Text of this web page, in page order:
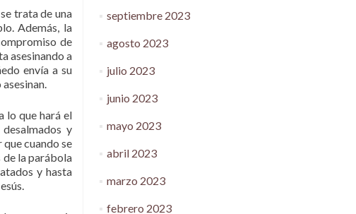
trata de una
Además, la
de
asesinando a
envía a su
lo que hará el
y
cuando se
de la parábola
y hasta
septiembre 2023
agosto 2023
julio 2023
junio 2023
mayo 2023
abril 2023
marzo 2023
febrero 2023